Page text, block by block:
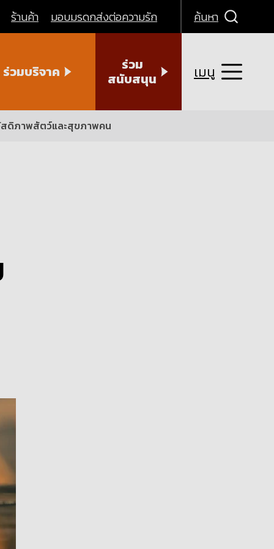
ร้านค้า มอบมรดกส่งต่อความรัก ค้นหา
ร่วมบริจาค
ร่วม
สนับสนุน
เมนู
สดิภาพสัตว์และสุขภาพคน